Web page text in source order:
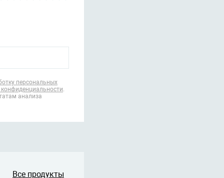
персональных
.
анализа
Все продукты